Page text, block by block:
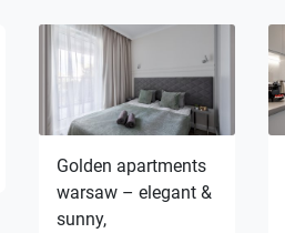
Golden apartments
warsaw – elegant &
sunny,